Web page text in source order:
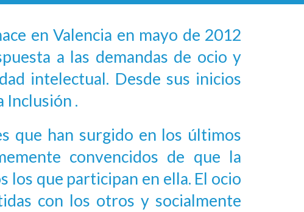
en Valencia en mayo de 2012
a las demandas de ocio y
intelectual. Desde sus inicios
Inclusión .
que han surgido en los últimos
convencidos de que la
los que participan en ella. El ocio
con los otros y socialmente